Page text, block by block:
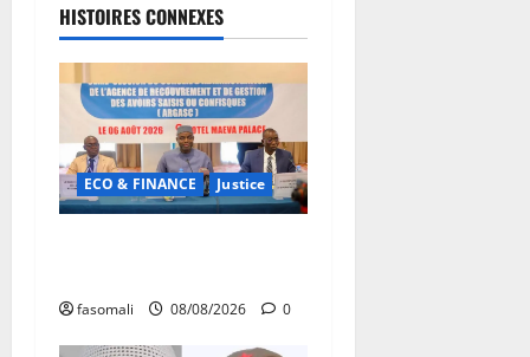
HISTOIRES CONNEXES
ECO & FINANCE Justice
fasomali 08/08/2026 0